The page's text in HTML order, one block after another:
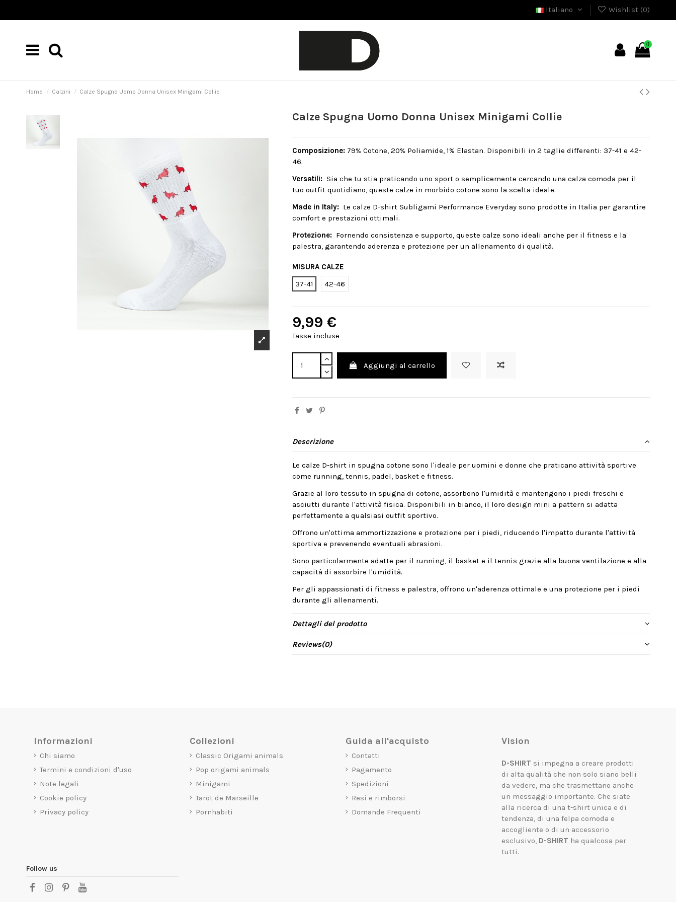
Italiano Wishlist (0)
0
Home Calzini Calze Spugna Uomo Donna Unisex Minigami Collie
Calze Spugna Uomo Donna Unisex Minigami Collie
Composizione: 79% Cotone, 20% Poliamide, 1% Elastan. Disponibili in 2 taglie differenti: 37-41 e 42-
46.
Versatili: Sia che tu stia praticando uno sport o semplicemente cercando una calza comoda per il
tuo outfit quotidiano, queste calze in morbido cotone sono la scelta ideale.
Made in Italy: Le calze D-shirt Subligami Performance Everyday sono prodotte in Italia per garantire
comfort e prestazioni ottimali.
Protezione: Fornendo consistenza e supporto, queste calze sono ideali anche per il fitness e la
palestra, garantendo aderenza e protezione per un allenamento di qualità.
MISURA CALZE
37-41
42-46
9,99 €
Tasse incluse
Aggiungi al carrello
Descrizione
Le calze D-shirt in spugna cotone sono l'ideale per uomini e donne che praticano attività sportive
come running, tennis, padel, basket e fitness.
Grazie al loro tessuto in spugna di cotone, assorbono l'umidità e mantengono i piedi freschi e
asciutti durante l'attività fisica. Disponibili in bianco, il loro design mini a pattern si adatta
perfettamente a qualsiasi outfit sportivo.
Offrono un'ottima ammortizzazione e protezione per i piedi, riducendo l'impatto durante l'attività
sportiva e prevenendo eventuali abrasioni.
Sono particolarmente adatte per il running, il basket e il tennis grazie alla buona ventilazione e alla
capacità di assorbire l'umidità.
Per gli appassionati di fitness e palestra, offrono un'aderenza ottimale e una protezione per i piedi
durante gli allenamenti.
Dettagli del prodotto
Reviews(0)
Informazioni
Chi siamo
Termini e condizioni d'uso
Note legali
Cookie policy
Privacy policy
Collezioni
Classic Origami animals
Pop origami animals
Minigami
Tarot de Marseille
Pornhabiti
Guida all'acquisto
Contatti
Pagamento
Spedizioni
Resi e rimborsi
Domande Frequenti
Vision
D-SHIRT si impegna a creare prodotti
di alta qualità che non solo siano belli
da vedere, ma che trasmettano anche
un messaggio importante. Che siate
alla ricerca di una t-shirt unica e di
tendenza, di una felpa comoda e
accogliente o di un accessorio
esclusivo, D-SHIRT ha qualcosa per
tutti.
Follow us